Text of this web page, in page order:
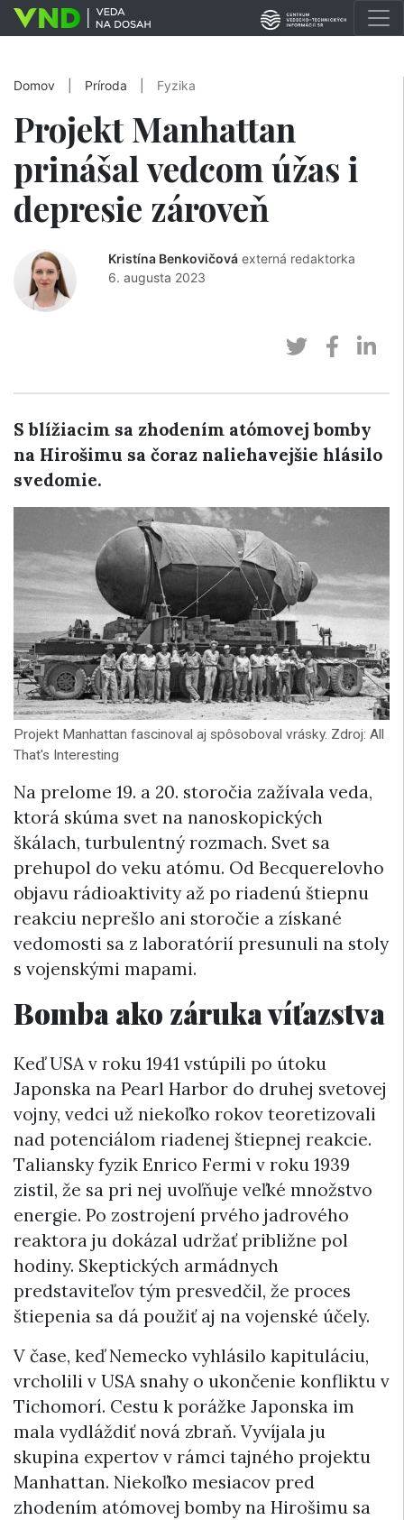
Domov Príroda Fyzika
Projekt Manhattan
prinášal vedcom úžas i
depresie zároveň
Kristína Benkovičová externá redaktorka
6. augusta 2023
S blížiacim sa zhodením atómovej bomby
na Hirošimu sa čoraz naliehavejšie hlásilo
svedomie.
Projekt Manhattan fascinoval aj spôsoboval vrásky. Zdroj: All
That's Interesting
Na prelome 19. a 20. storočia zažívala veda,
ktorá skúma svet na nanoskopických
škálach, turbulentný rozmach. Svet sa
prehupol do veku atómu. Od Becquerelovho
objavu rádioaktivity až po riadenú štiepnu
reakciu neprešlo ani storočie a získané
vedomosti sa z laboratórií presunuli na stoly
s vojenskými mapami.
Bomba ako záruka víťazstva
Keď USA v roku 1941 vstúpili po útoku
Japonska na Pearl Harbor do druhej svetovej
vojny, vedci už niekoľko rokov teoretizovali
nad potenciálom riadenej štiepnej reakcie.
Taliansky fyzik Enrico Fermi v roku 1939
zistil, že sa pri nej uvoľňuje veľké množstvo
energie. Po zostrojení prvého jadrového
reaktora ju dokázal udržať približne pol
hodiny. Skeptických armádnych
predstaviteľov tým presvedčil, že proces
štiepenia sa dá použiť aj na vojenské účely.
V čase, keď Nemecko vyhlásilo kapituláciu,
vrcholili v USA snahy o ukončenie konfliktu v
Tichomorí. Cestu k porážke Japonska im
mala vydláždiť nová zbraň. Vyvíjala ju
skupina expertov v rámci tajného projektu
Manhattan. Niekoľko mesiacov pred
zhodením atómovej bomby na Hirošimu sa